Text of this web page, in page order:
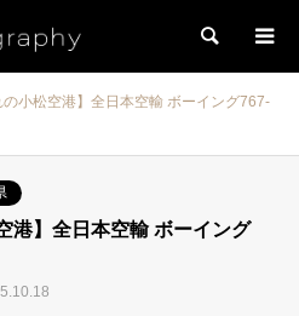
検索
の小松空港】全日本空輸 ボーイング767-
港】全日本空輸 ボーイング